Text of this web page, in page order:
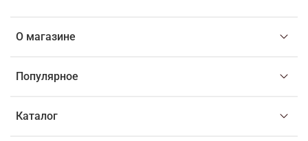
О магазине
Популярное
Каталог